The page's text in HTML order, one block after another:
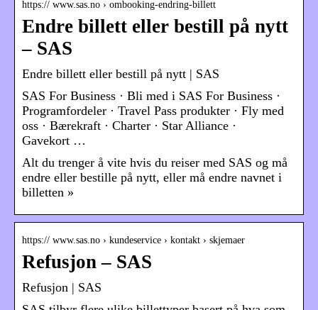
https:// www.sas.no › ombooking-endring-billett
Endre billett eller bestill på nytt
– SAS
Endre billett eller bestill på nytt | SAS
SAS For Business · Bli med i SAS For Business ·
Programfordeler · Travel Pass produkter · Fly med
oss · Bærekraft · Charter · Star Alliance ·
Gavekort …
Alt du trenger å vite hvis du reiser med SAS og må
endre eller bestille på nytt, eller må endre navnet i
billetten »
https:// www.sas.no › kundeservice › kontakt › skjemaer
Refusjon – SAS
Refusjon | SAS